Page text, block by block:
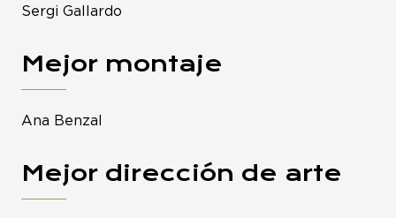
Sergi Gallardo
Mejor montaje
Ana Benzal
Mejor dirección de arte